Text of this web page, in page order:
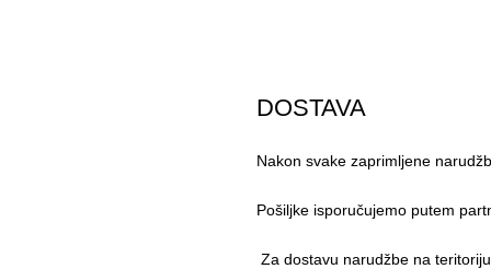
DOSTAVA
Nakon svake zaprimljene
Pošiljke isporučujemo putem
Za dostavu narudžbe na